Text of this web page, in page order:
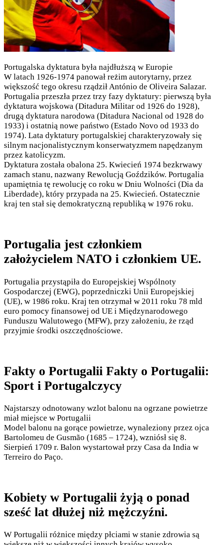
Portugalska dyktatura była najdłuższą w Europie
W latach 1926-1974 panował reżim autorytarny, przez
większość tego okresu rządził António de Oliveira Salazar.
Portugalia przeszła przez trzy fazy dyktatury: pierwszą była
dyktatura wojskowa (Ditadura Militar od 1926 do 1928),
drugą dyktatura narodowa (Ditadura Nacional od 1928 do
1933) i ostatnią nowe państwo (Estado Novo od 1933 do
1974). Lata dyktatury portugalskiej charakteryzowały się
silnym nacjonalistycznym konserwatyzmem napędzanym
przez katolicyzm.
Dyktatura została obalona 25. Kwiecień 1974 bezkrwawy
zamach stanu, nazwany Rewolucją Goździków. Portugalia
upamiętnia tę rewolucję co roku w Dniu Wolności (Dia da
Liberdade), który przypada na 25. Kwiecień. Ostatecznie
kraj ten stał się demokratyczną republiką w 1976 roku.
Portugalia jest członkiem
założycielem NATO i członkiem UE.
Portugalia przystąpiła do Europejskiej Wspólnoty
Gospodarczej (EWG), poprzedniczki Unii Europejskiej
(UE), w 1986 roku. Kraj ten otrzymał w 2011 roku 78 mld
euro pomocy finansowej od UE i Międzynarodowego
Funduszu Walutowego (MFW), przy założeniu, że rząd
przyjmie środki oszczędnościowe.
Fakty o Portugalii Fakty o Portugalii:
Sport i Portugalczycy
Najstarszy odnotowany wzlot balonu na ogrzane powietrze
miał miejsce w Portugalii
Model balonu na gorące powietrze, wynaleziony przez ojca
Bartolomeu de Gusmão (1685 – 1724), wzniósł się 8.
Sierpień 1709 r. Balon wystartował przy Casa da India w
Terreiro do Paço.
Kobiety w Portugalii żyją o ponad
sześć lat dłużej niż mężczyźni.
W Portugalii różnice między płciami w stanie zdrowia są